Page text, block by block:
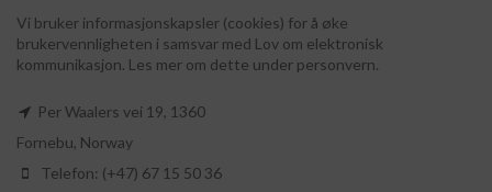
Vi bruker informasjonskapsler (cookies) for å øke
brukervennligheten i samsvar med Lov om elektronisk
kommunikasjon. Les mer om dette under personvern.
Per Waalers vei 19, 1360
Fornebu, Norway
Telefon: (+47) 67 15 50 36